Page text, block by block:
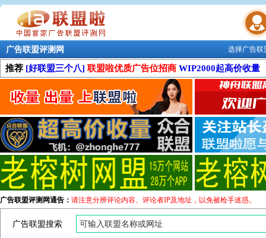
联盟学院
选择广告
广告联盟评测网
推荐 [好联盟三个八] 联盟啦优质广告位招商 WIP2000起高价收量
广告联盟评测网通告： 请注意分辨评论内容、评论者IP及地址，以免被枪手迷惑。
广告联盟搜索